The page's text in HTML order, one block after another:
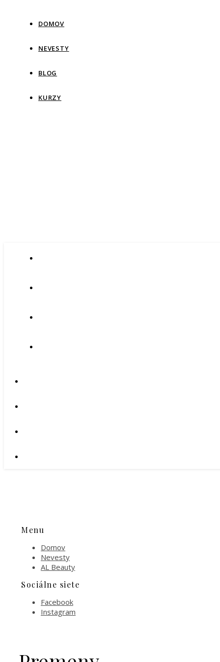
DOMOV
NEVESTY
BLOG
KURZY
Menu
Domov
Nevesty
AL Beauty
Sociálne siete
Facebook
Instagram